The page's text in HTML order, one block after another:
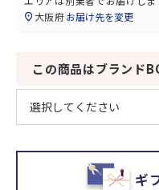
大阪府お届け先を変更
この商品はブランド
ギ